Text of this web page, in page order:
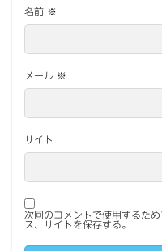
名前 ※
メール ※
サイト
次回のコメントで使用するた
ス、サイトを保存する。